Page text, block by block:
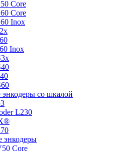
Core
Core
Inox
Inox
со шкалой
L230
энкодеры
Core